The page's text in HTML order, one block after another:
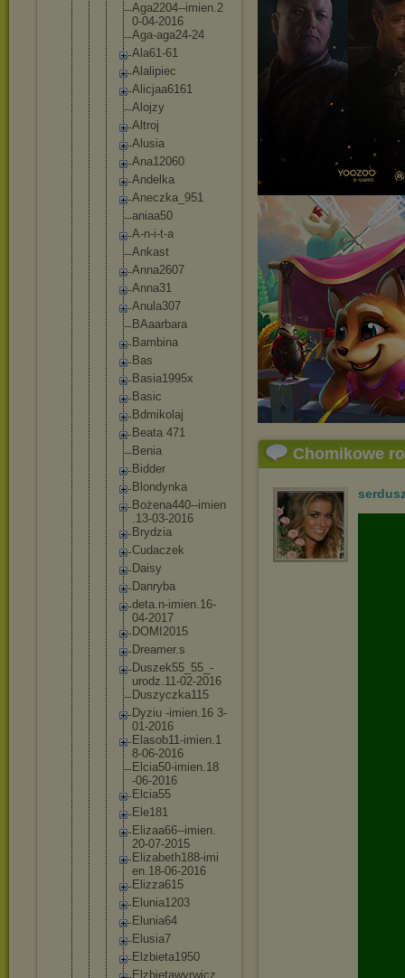
Aga2204--imien.2
0-04-2016
Aga-aga24-24
Ala61-61
Alalipiec
Alicjaa6161
Alojzy
Altroj
Alusia
Ana12060
Andelka
Aneczka_ 951
aniaa50
A-n-i-t-a
Ankast
Anna2607
Anna31
Anula307
BAaarbara
Bambina
Bas
Basia1995x
Basic
Bdmikolaj
Beata 471
Benia
Bidder
Blondynka
Bożena440--imien
.13-03-2016
Brydzia
Cudaczek
Daisy
Danryba
deta.n-imien.16-
04-2017
DOMI2015
Dreamer.s
Duszek55 _55_-
urodz.11-02-2016
Duszyczka115
Dyziu -imien.16 3-
01-2016
Elasob11-imien.1
8-06-2016
Elcia50-imien.18
-06-2016
Elcia55
Ele181
Elizaa66--imien.
20-07-2015
Elizabeth188-imi
en.18-06-2016
Elizza615
Elunia1203
Elunia64
Elusia7
Elzbieta1950
Elzbietawyrwicz
Chomikowe